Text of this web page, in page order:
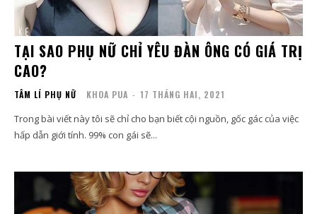
TẠI SAO PHỤ NỮ CHỈ YÊU ĐÀN ÔNG CÓ GIÁ TRỊ
CAO?
TÂM LÍ PHỤ NỮ KHOA PUA - 17 THÁNG HAI, 2021
Trong bài viết này tôi sẽ chỉ cho bạn biết cội nguồn, gốc gác của việc
hấp dẫn giới tính. 99% con gái sẽ...